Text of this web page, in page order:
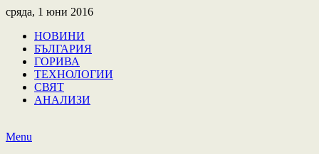
сряда, 1 юни 2016
НОВИНИ
БЪЛГАРИЯ
ГОРИВА
ТЕХНОЛОГИИ
СВЯТ
АНАЛИЗИ
Menu